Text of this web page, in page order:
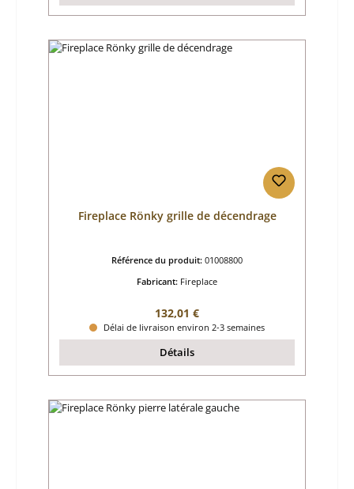
Fireplace Rönky grille de décendrage
Référence du produit: 01008800
Fabricant: Fireplace
Prix régulier :
132,01 €
Délai de livraison environ 2-3 semaines
Détails